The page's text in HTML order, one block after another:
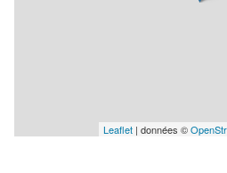
Leaflet | données ©